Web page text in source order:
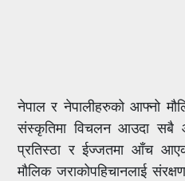
नेपाल र नेपालीहरुको आफ्नो
संस्कृतिमा विचलन आउदा सबै
प्रतिस्ठा र ईज्जतमा आँच
मौलिक जराकोपहिचानलाई